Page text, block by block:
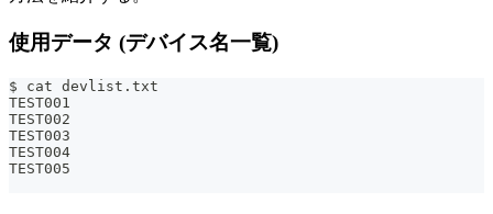
使用データ (デバイス名一覧)
$ cat devlist.txt
TEST001
TEST002
TEST003
TEST004
TEST005